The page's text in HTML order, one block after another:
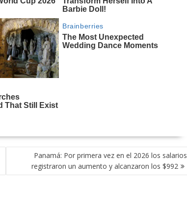
Panamá: Por primera vez en el 2026 los salarios
registraron un aumento y alcanzaron los $992